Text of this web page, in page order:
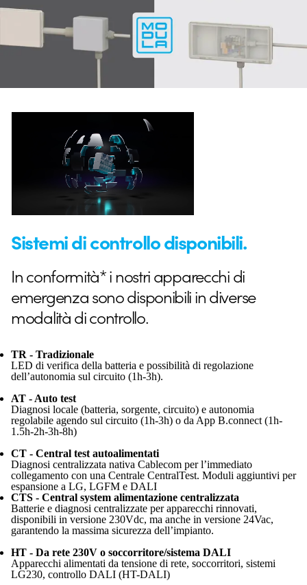
Sistemi di controllo disponibili.
In conformità* i nostri apparecchi di
emergenza sono disponibili in diverse
modalità di controllo.
TR - Tradizionale
LED di verifica della batteria e possibilità di regolazione
dell’autonomia sul circuito (1h-3h).
AT - Auto test
Diagnosi locale (batteria, sorgente, circuito) e autonomia
regolabile agendo sul circuito (1h-3h) o da App B.connect (1h-
1.5h-2h-3h-8h)
CT - Central test autoalimentati
Diagnosi centralizzata nativa Cablecom per l’immediato
collegamento con una Centrale CentralTest. Moduli aggiuntivi per
espansione a LG, LGFM e DALI
CTS - Central system alimentazione centralizzata
Batterie e diagnosi centralizzate per apparecchi rinnovati,
disponibili in versione 230Vdc, ma anche in versione 24Vac,
garantendo la massima sicurezza dell’impianto.
HT - Da rete 230V o soccorritore/sistema DALI
Apparecchi alimentati da tensione di rete, soccorritori, sistemi
LG230, controllo DALI (HT-DALI)